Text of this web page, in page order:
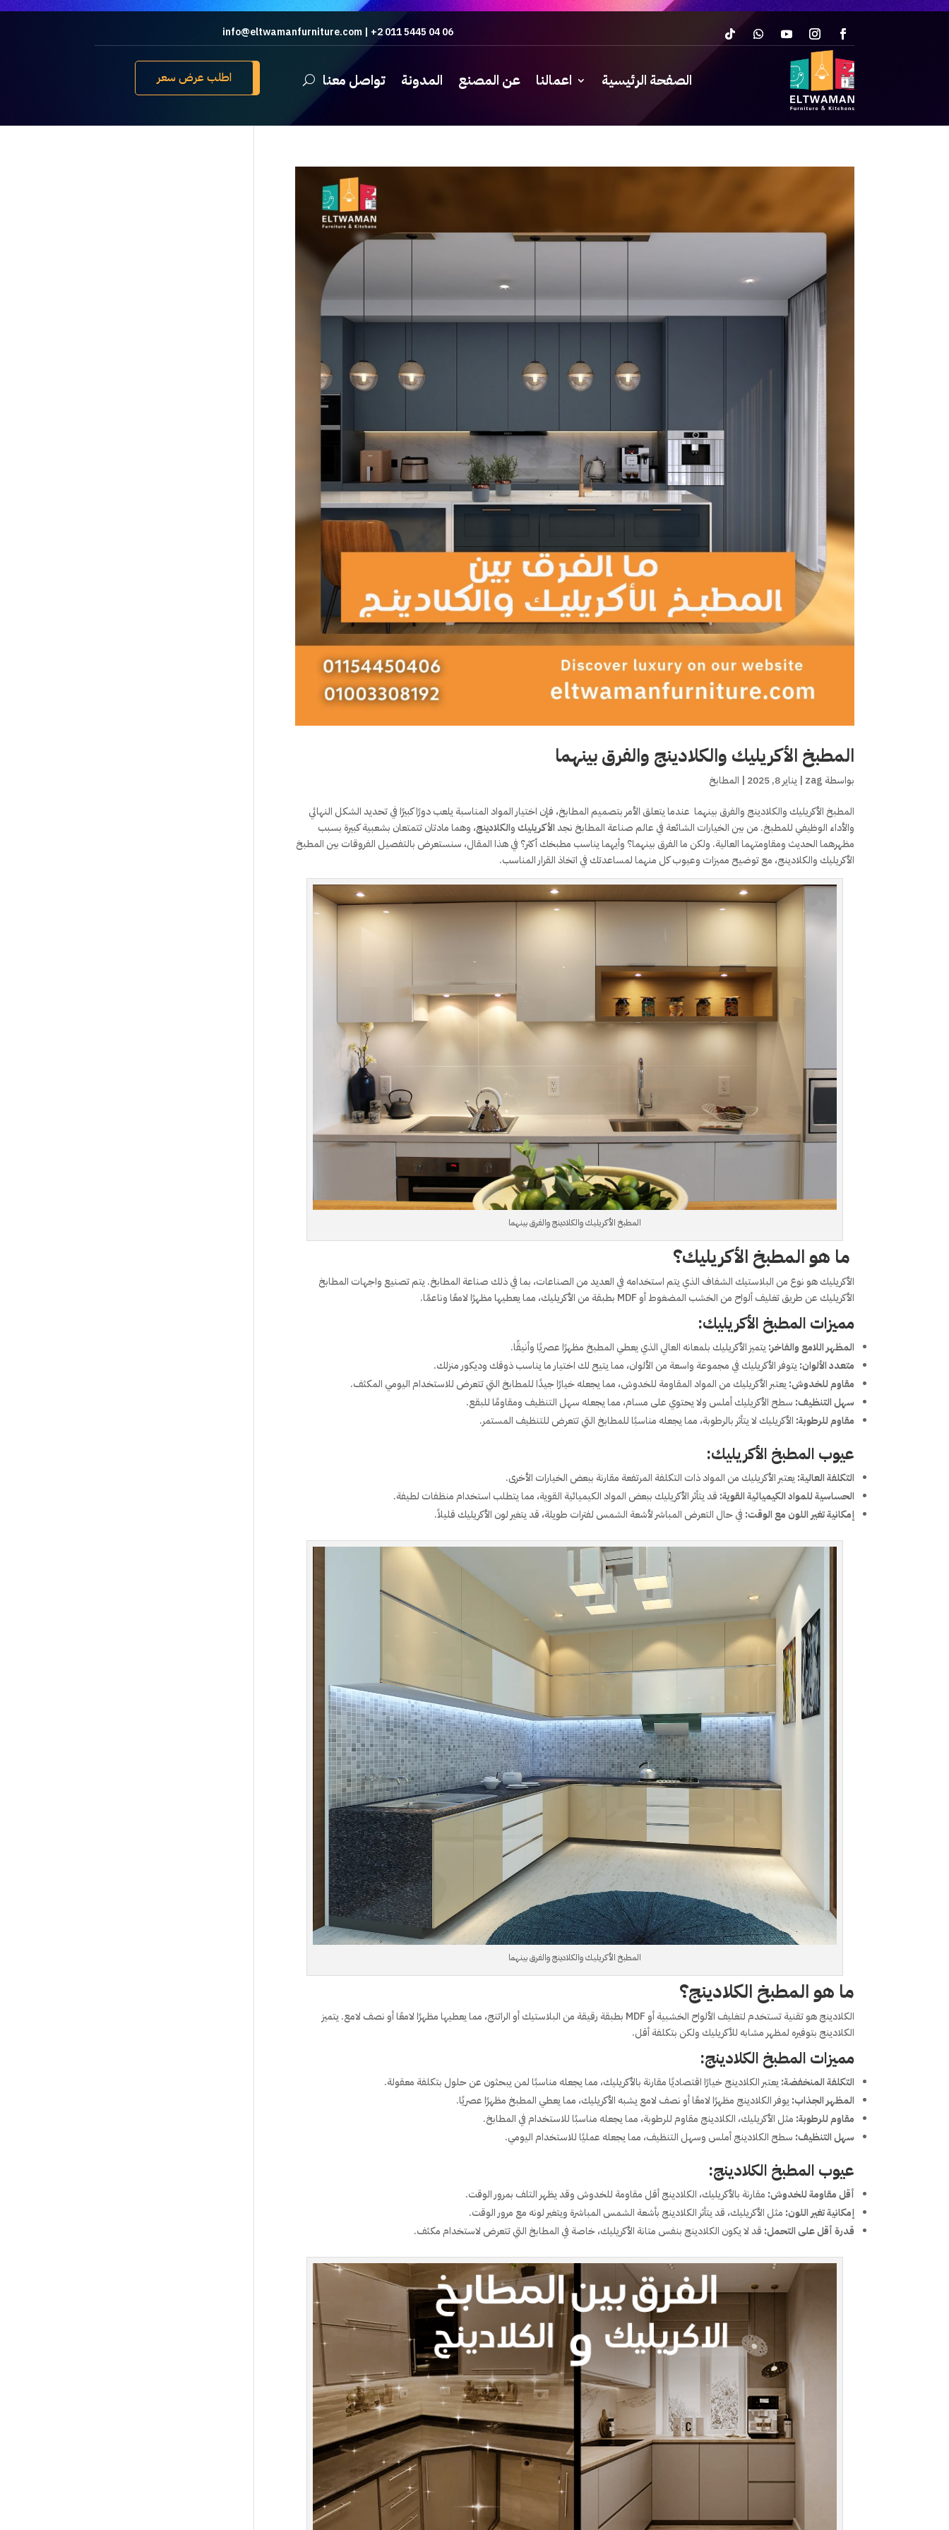
info@eltwamanfurniture.com | +2 011 5445 04 06
اطلب عرض سعر الصفحة الرئيسية اعمالنا عن المصنع المدونة تواصل معنا
المطبخ الأكريليك والكلادينج والفرق بينهما
بواسطة zag
| يناير 8, 2025 | المطابخ
المطبخ الأكريليك والكلادينج والفرق بينهما عندما يتعلق الأمر بتصميم المطابخ، فإن اختيار المواد المناسبة يلعب دورًا كبيرًا في تحديد الشكل النهائي
والأداء الوظيفي للمطبخ. من بين الخيارات الشائعة في عالم صناعة المطابخ نجد الأكريليكوالكلادينج، وهما مادتان تتمتعان بشعبية كبيرة بسبب
مظهرهما الحديث ومقاومتهما العالية. ولكن ما الفرق بينهما؟ وأيهما يناسب مطبخك أكثر؟ في هذا المقال، سنستعرض بالتفصيل الفروقات بين المطبخ
الأكريليك والكلادينج، مع توضيح مميزات وعيوب كل منهما لمساعدتك في اتخاذ القرار المناسب.
المطبخ الأكريليك والكلادينج والفرق بينهما
ما هو المطبخ الأكريليك؟
الأكريليك هو نوع من البلاستيك الشفاف الذي يتم استخدامه في العديد من الصناعات، بما في ذلك صناعة المطابخ. يتم تصنيع واجهات المطابخ
الأكريليك عن طريق تغليف ألواح من الخشب المضغوط أو MDF بطبقة من الأكريليك، مما يعطيها مظهرًا لامعًا وناعمًا.
مميزات المطبخ الأكريليك:
المظهر اللامع والفاخر: يتميز الأكريليك بلمعانه العالي الذي يعطي المطبخ مظهرًا عصريًا وأنيقًا.
متعدد الألوان: يتوفر الأكريليك في مجموعة واسعة من الألوان، مما يتيح لك اختيار ما يناسب ذوقك وديكور منزلك.
مقاوم للخدوش: يعتبر الأكريليك من المواد المقاومة للخدوش، مما يجعله خيارًا جيدًا للمطابخ التي تتعرض للاستخدام اليومي المكثف.
سهل التنظيف: سطح الأكريليك أملس ولا يحتوي على مسام، مما يجعله سهل التنظيف ومقاومًا للبقع.
مقاوم للرطوبة: الأكريليك لا يتأثر بالرطوبة، مما يجعله مناسبًا للمطابخ التي تتعرض للتنظيف المستمر.
عيوب المطبخ الأكريليك:
التكلفة العالية: يعتبر الأكريليك من المواد ذات التكلفة المرتفعة مقارنة ببعض الخيارات الأخرى.
الحساسية للمواد الكيميائية القوية: قد يتأثر الأكريليك ببعض المواد الكيميائية القوية، مما يتطلب استخدام منظفات لطيفة.
إمكانية تغير اللون مع الوقت: في حال التعرض المباشر لأشعة الشمس لفترات طويلة، قد يتغير لون الأكريليك قليلاً.
المطبخ الأكريليك والكلادينج والفرق بينهما
ما هو المطبخ الكلادينج؟
الكلادينج هو تقنية تستخدم لتغليف الألواح الخشبية أو MDF بطبقة رقيقة من البلاستيك أو الراتنج، مما يعطيها مظهرًا لامعًا أو نصف لامع. يتميز
الكلادينج بتوفيره لمظهر مشابه للأكريليك ولكن بتكلفة أقل.
مميزات المطبخ الكلادينج:
التكلفة المنخفضة: يعتبر الكلادينج خيارًا اقتصاديًا مقارنة بالأكريليك، مما يجعله مناسبًا لمن يبحثون عن حلول بتكلفة معقولة.
المظهر الجذاب: يوفر الكلادينج مظهرًا لامعًا أو نصف لامع يشبه الأكريليك، مما يعطي المطبخ مظهرًا عصريًا.
مقاوم للرطوبة: مثل الأكريليك، الكلادينج مقاوم للرطوبة، مما يجعله مناسبًا للاستخدام في المطابخ.
سهل التنظيف: سطح الكلادينج أملس وسهل التنظيف، مما يجعله عمليًا للاستخدام اليومي.
عيوب المطبخ الكلادينج:
أقل مقاومة للخدوش: مقارنة بالأكريليك، الكلادينج أقل مقاومة للخدوش وقد يظهر التلف بمرور الوقت.
إمكانية تغير اللون: مثل الأكريليك، قد يتأثر الكلادينج بأشعة الشمس المباشرة ويتغير لونه مع مرور الوقت.
قدرة أقل على التحمل: قد لا يكون الكلادينج بنفس متانة الأكريليك، خاصة في المطابخ التي تتعرض لاستخدام مكثف.